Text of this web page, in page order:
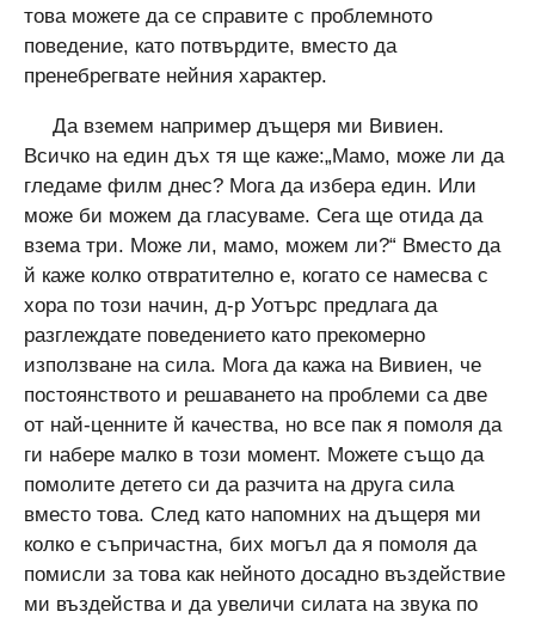
това можете да се справите с проблемното
поведение, като потвърдите, вместо да
пренебрегвате нейния характер.
Да вземем например дъщеря ми Вивиен.
Всичко на един дъх тя ще каже:„Мамо, може ли да
гледаме филм днес? Мога да избера един. Или
може би можем да гласуваме. Сега ще отида да
взема три. Може ли, мамо, можем ли?“ Вместо да
й каже колко отвратително е, когато се намесва с
хора по този начин, д-р Уотърс предлага да
разглеждате поведението като прекомерно
използване на сила. Мога да кажа на Вивиен, че
постоянството и решаването на проблеми са две
от най-ценните й качества, но все пак я помоля да
ги набере малко в този момент. Можете също да
помолите детето си да разчита на друга сила
вместо това. След като напомних на дъщеря ми
колко е съпричастна, бих могъл да я помоля да
помисли за това как нейното досадно въздействие
ми въздейства и да увеличи силата на звука по